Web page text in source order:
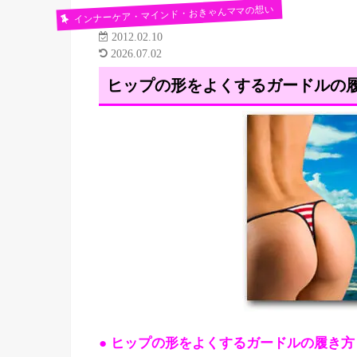
インナーケア・マインド・おきゃんママの想い
2012.02.10
2026.07.02
ヒップの形をよくするガードルの
● ヒップの形をよくするガードルの履き方